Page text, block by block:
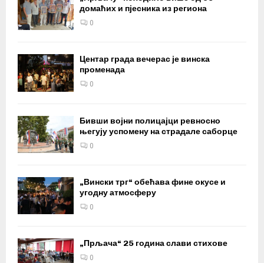
домаћих и пјесника из региона
0
Центар града вечерас је винска
променада
0
Бивши војни полицајци ревносно
његују успомену на страдале саборце
0
„Вински трг“ обећава фине окусе и
угодну атмосферу
0
„Прљача“ 25 година слави стихове
0